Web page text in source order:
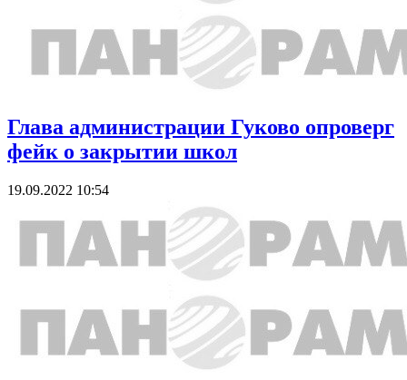
Глава администрации Гуково опроверг
фейк о закрытии школ
19.09.2022 10:54